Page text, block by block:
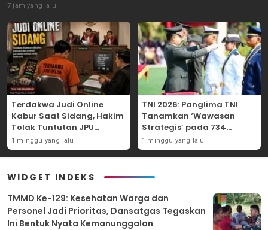
7 jam yang lalu
Terdakwa Judi Online
Kabur Saat Sidang, Hakim
Tolak Tuntutan JPU
Tanjung Perak karena
Gagal Hadirkan Hartono
1 minggu yang lalu
TNI 2026: Panglima TNI
Tanamkan ‘Wawasan
Strategis’ pada 734
Perwira Baru, Tekankan
Netralitas dan Integritas
1 minggu yang lalu
WIDGET INDEKS
TMMD Ke-129: Kesehatan Warga dan
Personel Jadi Prioritas, Dansatgas Tegaskan
Ini Bentuk Nyata Kemanunggalan